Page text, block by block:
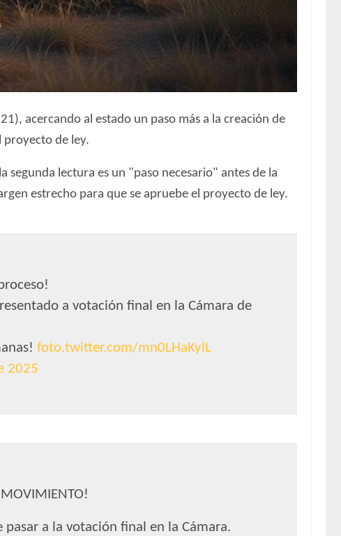
acercando al estado un paso más a la creación de
proyecto de ley.
lectura es un "paso necesario" antes de la
estrecho para que se apruebe el proyecto de ley.
a votación final en la Cámara de
foto.twitter.com/mn0LHaKylL
2025
MOVIMIENTO!
a la votación final en la Cámara.